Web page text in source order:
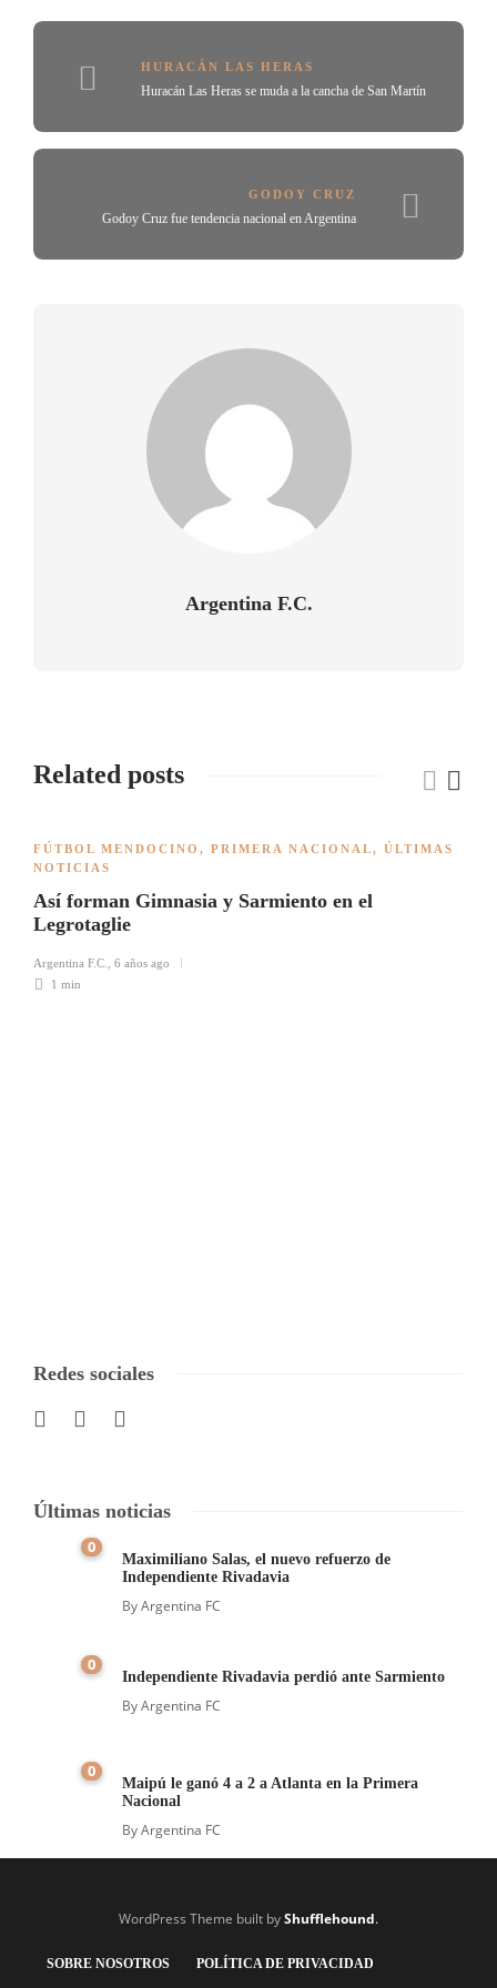
HURACÁN LAS HERAS
Huracán Las Heras se muda a la cancha de San Martín
GODOY CRUZ
Godoy Cruz fue tendencia nacional en Argentina
Argentina F.C.
Related posts
FÚTBOL MENDOCINO , PRIMERA NACIONAL, ÚLTIMAS
NOTICIAS
Así forman Gimnasia y Sarmiento en el
Legrotaglie
Argentina F.C.
6 años ago
1 min
Redes sociales
Últimas noticias
0
Maximiliano Salas, el nuevo refuerzo de
Independiente Rivadavia
ByArgentina FC
0
Independiente Rivadavia perdió ante Sarmiento
ByArgentina FC
0
Maipú le ganó 4 a 2 a Atlanta en la Primera
Nacional
ByArgentina FC
WordPress Theme built byShufflehound.
SOBRE NOSOTROS POLÍTICA DE PRIVACIDAD